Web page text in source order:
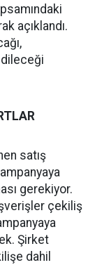
açıklandı.
satış
gerekiyor.
çekiliş
Şirket
dahil